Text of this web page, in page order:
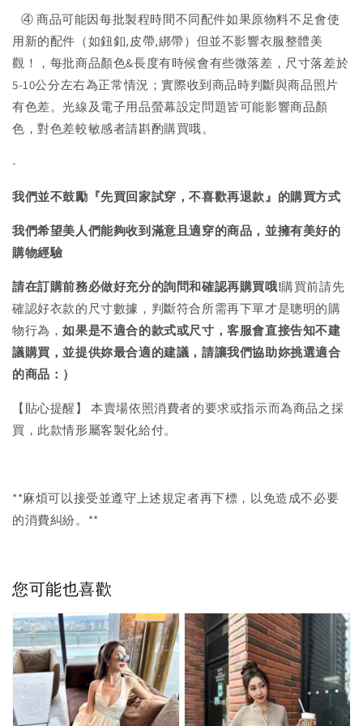
④ 商品可能因每批製程時間不同配件如果原物料不足會使
用新的配件（如鈕釦,皮帶,綁帶）但並不影響衣服整體美
觀！，每批商品顏色&長度有時候會有些微落差，尺寸落差於
5-10公分左右為正常情況；實際收到商品時判斷與商品照片
有色差。光線及電子用品螢幕設定問題皆可能影響商品顏
色，對色差較敏感者請斟酌購買哦。
-
我們並不鼓勵『先買回家試穿，不喜歡再退款』的購買方式
我們希望美人們能夠收到滿意且適穿的商品，並擁有美好的
購物經驗
請在訂購前務必做好充分的詢問和確認再購買哦!購買前請先
確認好衣款的尺寸數據，判斷符合所需再下單才是聰明的購
物行為，如果是不適合的款式或尺寸，客服會直接告知不建
議購買，並提供妳最合適的建議，請讓我們協助妳挑選適合
的商品：）
【貼心提醒】 本賣場依照消費者的要求或指示而為商品之採
買，此款情形屬客製化給付。
**麻煩可以接受並遵守上述規定者再下標，以免造成不必要
的消費糾紛。**
您可能也喜歡